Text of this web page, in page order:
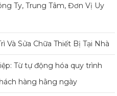
Ty, Trung Tâm, Đơn Vị Uy
Và Sửa Chữa Thiết Bị Tại Nhà
Từ tự động hóa quy trình
hàng hằng ngày